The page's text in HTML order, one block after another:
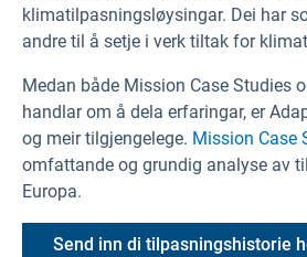
klimatilpasningsløysingar. Dei har
andre til å setje i verk tiltak for
Medan både Mission Case Studies
handlar om å dela erfaringar, er
og meir tilgjengelege. Mission Case
omfattande og grundig analyse av
Europa.
Send inn di tilpasningshistorie